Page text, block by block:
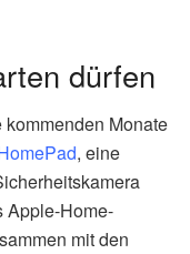
dürfen
Monate
, eine
Apple-Home-
mit den